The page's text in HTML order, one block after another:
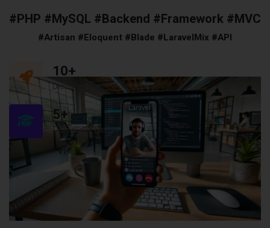
#PHP #MySQL #Backend #Framework #MVC
#Artisan #Eloquent #Blade #LaravelMix #API
10+
Diensten
5+
Computer Nerds